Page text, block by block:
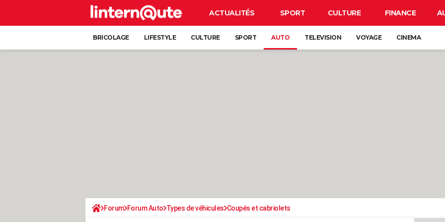
ACTUALITÉS SPORT CULTURE FINANCE
BRICOLAGE LIFESTYLE CULTURE SPORT AUTO TELEVISION VOYAGE CINEMA
Forum Forum Auto Types de véhicules Coupés et cabriolets